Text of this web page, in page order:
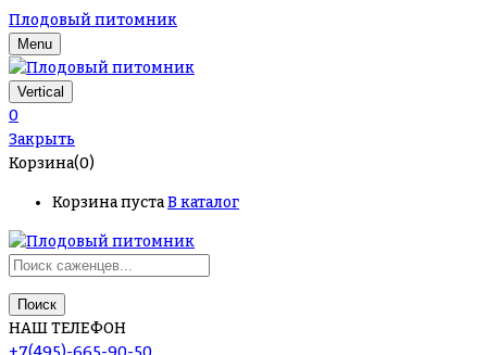
Плодовый питомник
Menu
Vertical
0
Закрыть
Корзина(0)
Корзина пустаВ каталог
Поиск
НАШ ТЕЛЕФОН